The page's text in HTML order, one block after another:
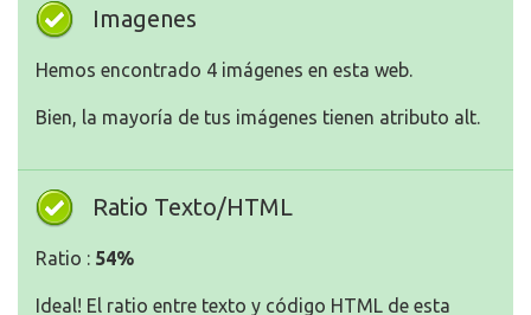
Imagenes
Hemos encontrado 4 imágenes en esta web.
Bien, la mayoría de tus imágenes tienen atributo alt.
Ratio Texto/HTML
Ratio : 54%
Ideal! El ratio entre texto y código HTML de esta